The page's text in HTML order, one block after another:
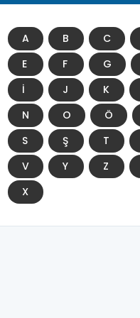
A B C
E
F G
İ
J K
N
O Ö
S
Ş T
V
Y Z
X